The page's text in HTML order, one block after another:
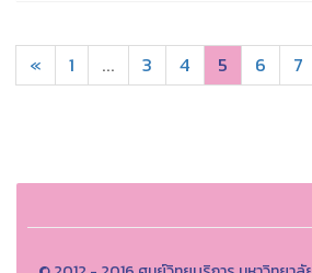
« 1 ... 3 4 5 6 7